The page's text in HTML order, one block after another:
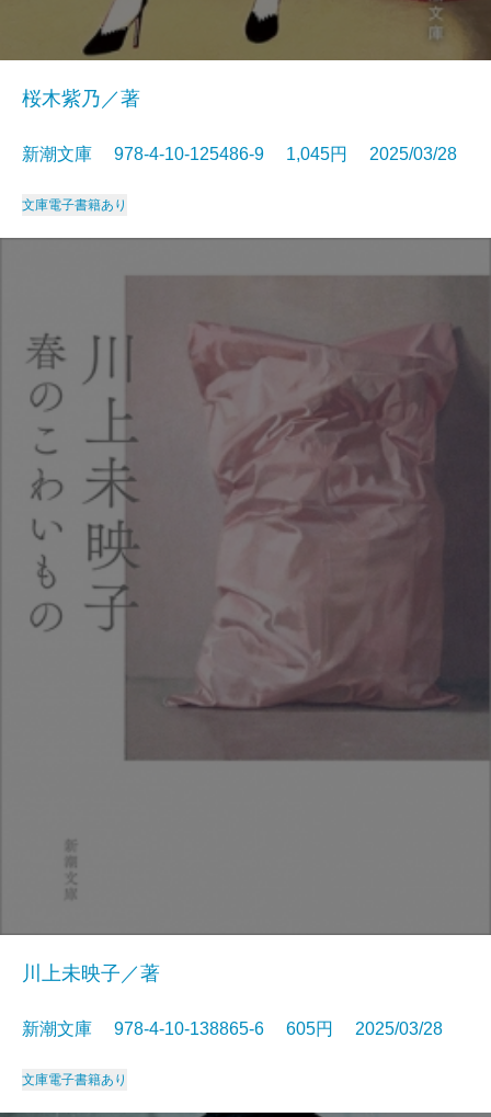
桜木紫乃／著
新潮文庫 978-4-10-125486-9 1,045円 2025/03/28
文庫電子書籍あり
川上未映子／著
新潮文庫 978-4-10-138865-6 605円 2025/03/28
文庫電子書籍あり